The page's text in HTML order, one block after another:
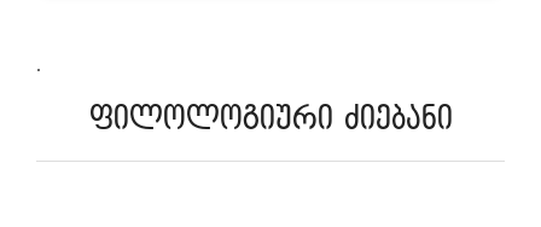
.
ფილოლოგიური ძიებანი